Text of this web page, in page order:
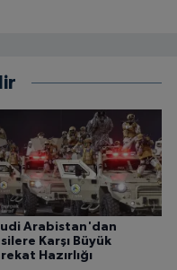
Arabistan'dan
Karşı Büyük
Hazırlığı